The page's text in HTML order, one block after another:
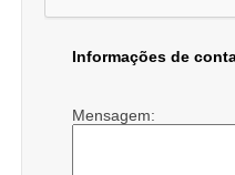
Informações de
Mensagem: